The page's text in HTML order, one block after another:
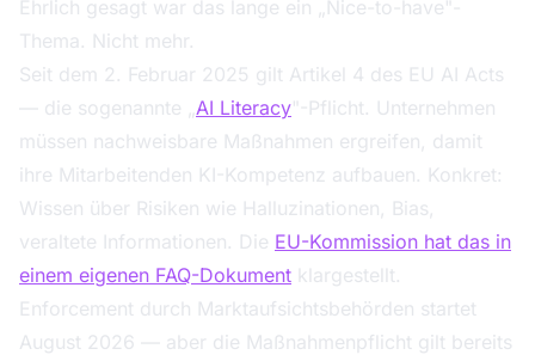
Ehrlich gesagt war das lange ein „Nice-to-have"-
Thema. Nicht mehr.
Seit dem 2. Februar 2025 gilt Artikel 4 des EU AI Acts
— die sogenannte „ AI Literacy"-Pflicht. Unternehmen
müssen nachweisbare Maßnahmen ergreifen, damit
ihre Mitarbeitenden KI-Kompetenz aufbauen. Konkret:
Wissen über Risiken wie Halluzinationen, Bias,
veraltete Informationen. Die EU-Kommission hat das in
einem eigenen FAQ-Dokument klargestellt.
Enforcement durch Marktaufsichtsbehörden startet
August 2026 — aber die Maßnahmenpflicht gilt bereits